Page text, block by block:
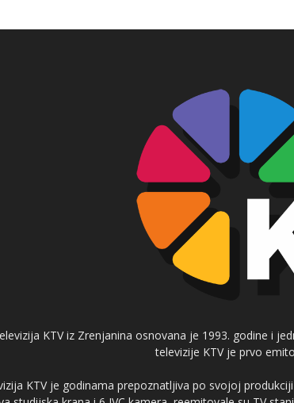
KTV iz Zrenjanina osnovana je 1993. godine i
televizije KTV je prvo
KTV je godinama prepoznatljiva po svojoj